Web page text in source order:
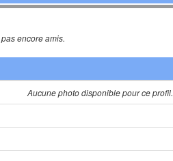
encore amis.
Aucune photo disponible pour ce profil.